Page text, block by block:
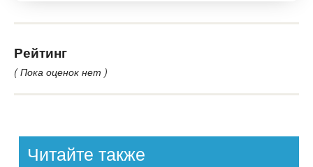
Рейтинг
( Пока оценок нет )
Читайте также